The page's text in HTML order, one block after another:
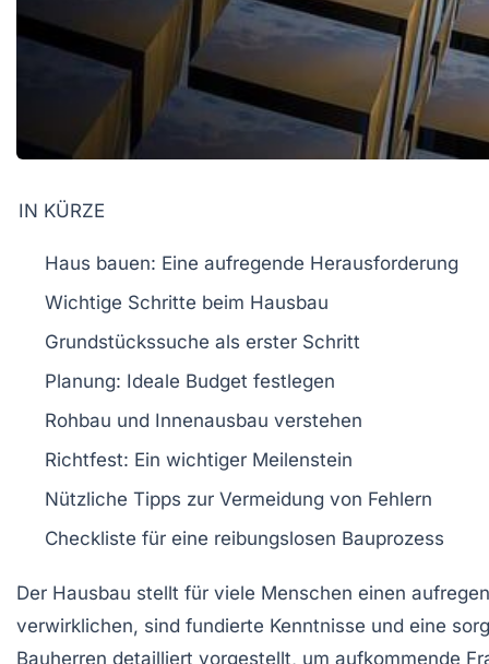
IN KÜRZE
Haus bauen: Eine aufregende Herausforderung
Wichtige Schritte beim Hausbau
Grundstückssuche als erster Schritt
Planung: Ideale Budget festlegen
Rohbau und Innenausbau verstehen
Richtfest: Ein wichtiger Meilenstein
Nützliche Tipps zur Vermeidung von Fehlern
Checkliste für eine reibungslosen Bauprozess
Der Hausbau stellt für viele Menschen einen
verwirklichen, sind fundierte Kenntnisse und eine
Bauherren detailliert vorgestellt, um aufkommende